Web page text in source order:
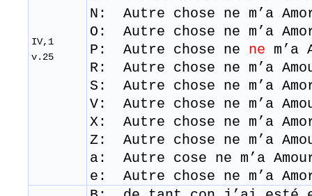
IV,1
v.25
N: Autre chose ne m’a
O: Autre chose ne m’a
P: Autre chose ne ne
R: Autre chose ne m’a
S: Autre chose ne m’a
V: Autre chose ne m’a
​X: Autre chose ne m’a
Z: Autre chose ne m’a
a: Autre cose ne m’a
e: Autre chose ne m’a